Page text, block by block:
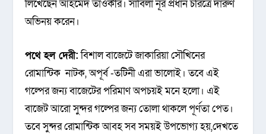
লিখেছেন আহমেদ তাওকীর। সাবিলা নূর প্রধান চরিত্রে দারুণ
অভিনয় করেন।
পথে হল দেরী:বিশাল বাজেটে জাকারিয়া সৌখিনের
রোমান্টিক নাটক, অপূর্ব -তটিনী এরা ভালোই। তবে এই
গল্পের জন্য বাজেটের পরিমাণ অপচয়ই মনে হলো। এই
বাজেট আরো সুন্দর গল্পের জন্য তোলা থাকলে পূর্ণতা পেত।
তবে সুন্দর রোমান্টিক আবহ সব সময়ই উপভোগ্য হয়,দেখতে